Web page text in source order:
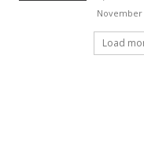
November
Load